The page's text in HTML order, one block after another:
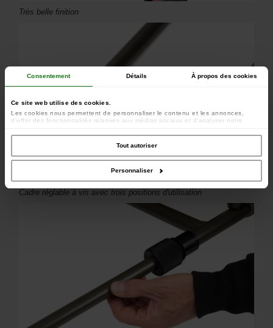
Consentement Détails À propos des cookies
Ce site web utilise des cookies.
Les cookies nous permettent de personnaliser le contenu et les annonces,
d'offrir des fonctionnalités relatives aux médias sociaux et d'analyser notre
avec nos partenaires de médias sociaux, de publicité et d'analyse, qui peuvent
combiner celles-ci avec d'autres informations que vous leur avez fournies ou
qu'ils ont collectées lors de votre utilisation de leurs services.
Tout autoriser
Personnaliser
Très belle finition
Cadre réglable à vis avec trois positions d'utilisation